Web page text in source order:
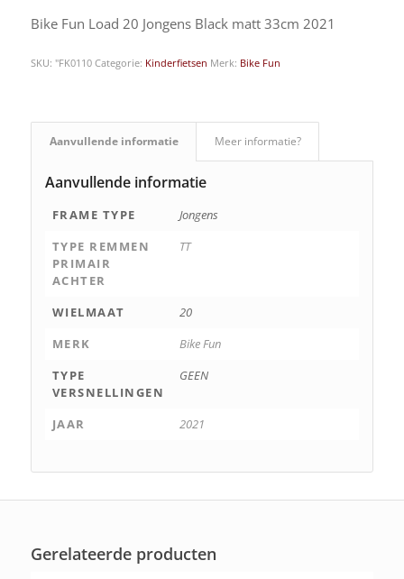
Bike Fun Load 20 Jongens Black matt 33cm 2021
SKU: "FK0110 Categorie: Kinderfietsen Merk: Bike Fun
Aanvullende informatie Meer informatie?
Aanvullende informatie
FRAME TYPE
Jongens
TYPE REMMEN
PRIMAIR
ACHTER
TT
WIELMAAT
20
MERK
Bike Fun
TYPE
VERSNELLINGEN
GEEN
JAAR 2021
Gerelateerde producten